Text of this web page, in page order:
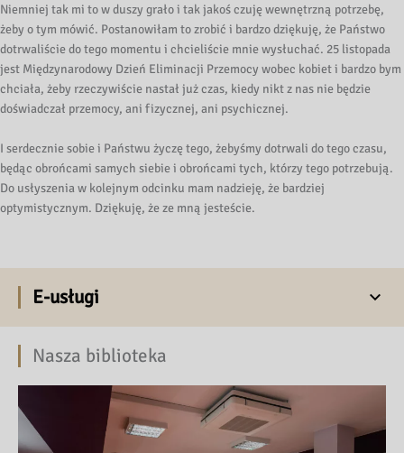
Niemniej tak mi to w duszy grało i tak jakoś czuję wewnętrzną potrzebę,
żeby o tym mówić. Postanowiłam to zrobić i bardzo dziękuję, że Państwo
dotrwaliście do tego momentu i chcieliście mnie wysłuchać. 25 listopada
jest Międzynarodowy Dzień Eliminacji Przemocy wobec kobiet i bardzo bym
chciała, żeby rzeczywiście nastał już czas, kiedy nikt z nas nie będzie
doświadczał przemocy, ani fizycznej, ani psychicznej.
I serdecznie sobie i Państwu życzę tego, żebyśmy dotrwali do tego czasu,
będąc obrońcami samych siebie i obrońcami tych, którzy tego potrzebują.
Do usłyszenia w kolejnym odcinku mam nadzieję, że bardziej
optymistycznym. Dziękuję, że ze mną jesteście.
E-usługi
Nasza biblioteka